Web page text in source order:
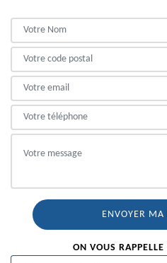
ON VOUS